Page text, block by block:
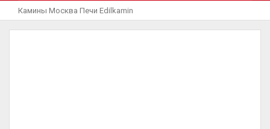
Камины Москва Печи Edilkamin